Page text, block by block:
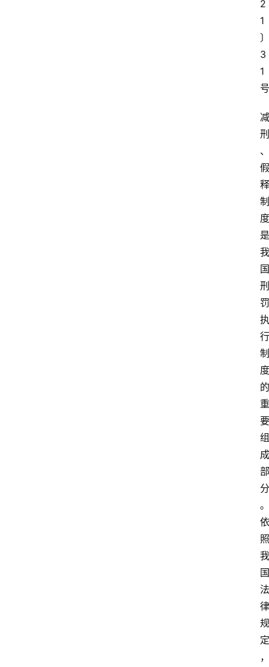
2
1
〕
3
1
号
减
刑
、
假
释
制
度
是
我
国
刑
罚
执
行
制
度
的
重
要
组
成
部
分
。
依
照
我
国
法
律
规
定
，